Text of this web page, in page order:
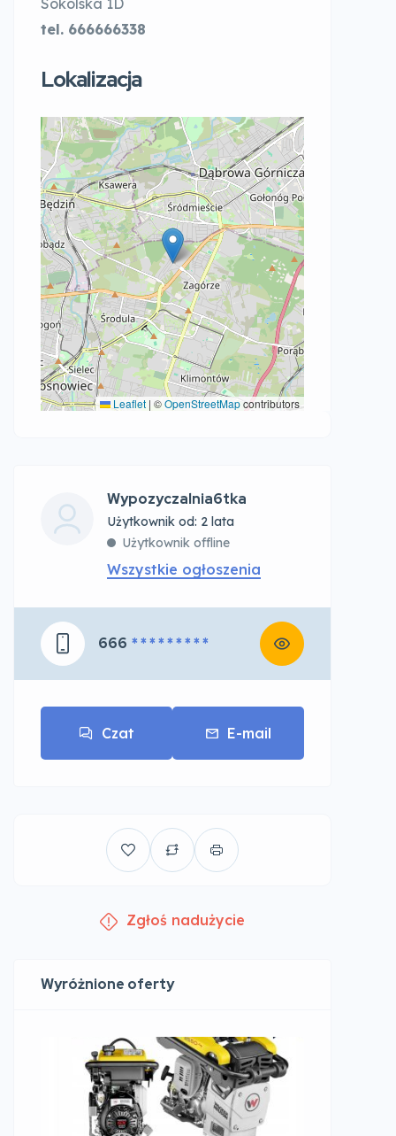
Sokolska 1D
tel. 666666338
Lokalizacja
Leaflet | ©OpenStreetMapcontributors
Wypozyczalnia6tka
Użytkownik od: 2 lata
Użytkownik offline
Wszystkie ogłoszenia
666 * * * * * * * * *
Czat E-mail
Zgłoś nadużycie
Wyróżnione oferty